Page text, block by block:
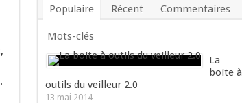
Populaire Récent Commentaires
Mots-clés
La
boite à
outils du veilleur 2.0
13 mai 2014